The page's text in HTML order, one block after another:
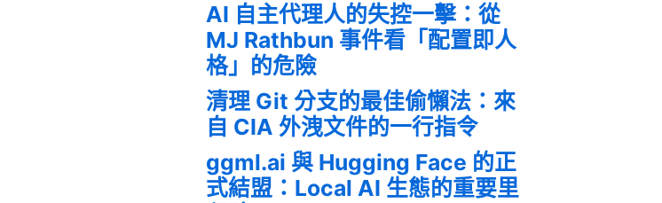
AI 自主代理人的失控一擊：從
MJ Rathbun 事件看「配置即人
格」的危險
清理 Git 分支的最佳偷懶法：來
自 CIA 外洩文件的一行指令
ggml.ai 與 Hugging Face 的正
式結盟：Local AI 生態的重要里